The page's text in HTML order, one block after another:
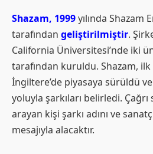
Shazam, 1999yılında
tarafından geliştirilmiştir.
California Üniversitesi’nde iki
tarafından kuruldu. Shazam, ilk
İngiltere’de piyasaya sürüldü
yoluyla şarkıları belirledi.
arayan kişi şarkı adını ve
mesajıyla alacaktır.